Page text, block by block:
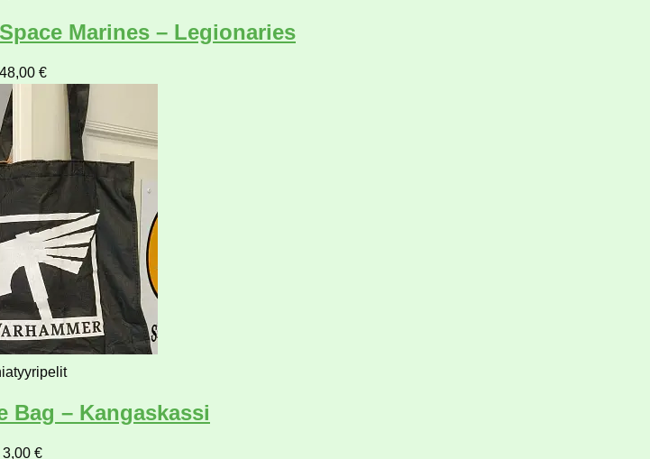
Marines – Legionaries
48,00 €
Bag – Kangaskassi
3,00 €